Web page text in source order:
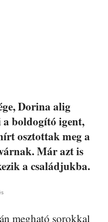
Dorina alig
boldogító igent,
osztottak meg a
Már azt is
a családjukba.
megható sorokkal